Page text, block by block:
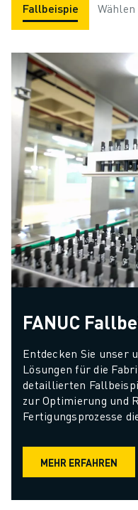
Fallbeispiele
FANUC
Entdecken Sie unser
Lösungen für die
detaillierten
zur Optimierung und
Fertigungsprozesse
MEHR ERFAHREN